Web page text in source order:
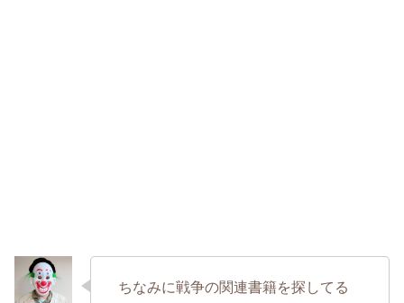
ちなみに戦争の関連書籍を探してる